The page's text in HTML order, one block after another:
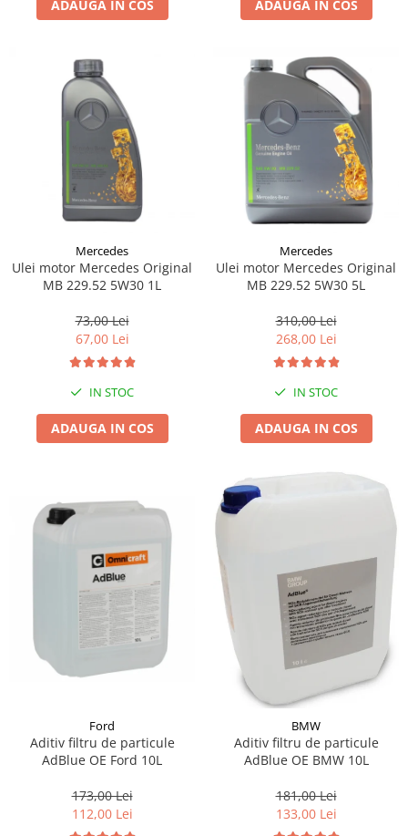
Lichid de frana
Filtre moto
Filtru combustibil
Buson golire ulei
Filtru ulei moto
Filtru aer moto
Intretinere si curatare filtre moto
Intretinere moto
Curatare moto
Covor moto
Genti bagaje moto
Suporti si placi prindere
ADAUGA IN COS ADAUGA IN COS
Mercedes
Ulei motor Mercedes Original
MB 229.52 5W30 1L
73,00 Lei
67,00 Lei
IN STOC
ADAUGA IN COS
Mercedes
Ulei motor Mercedes Original
MB 229.52 5W30 5L
310,00 Lei
268,00 Lei
IN STOC
ADAUGA IN COS
Ford
Aditiv filtru de particule
AdBlue OE Ford 10L
173,00 Lei
112,00 Lei
BMW
Aditiv filtru de particule
AdBlue OE BMW 10L
181,00 Lei
133,00 Lei